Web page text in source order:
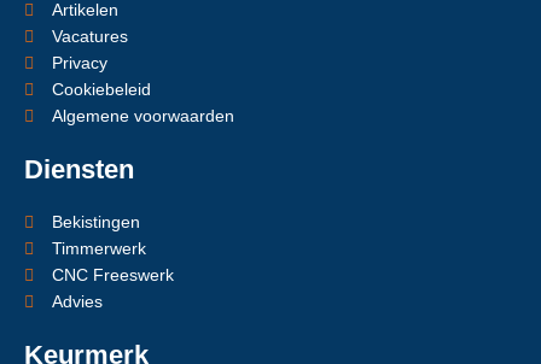
Artikelen
Vacatures
Privacy
Cookiebeleid
Algemene voorwaarden
Diensten
Bekistingen
Timmerwerk
CNC Freeswerk
Advies
Keurmerk